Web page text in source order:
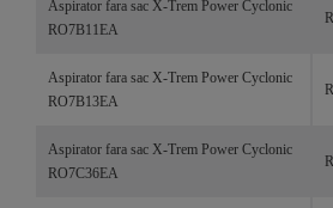
Aspirator fara sac X-Trem Power Cyclonic
RO7B11EA
Aspirator fara sac X-Trem Power Cyclonic
RO7B13EA
Aspirator fara sac X-Trem Power Cyclonic
RO7C36EA